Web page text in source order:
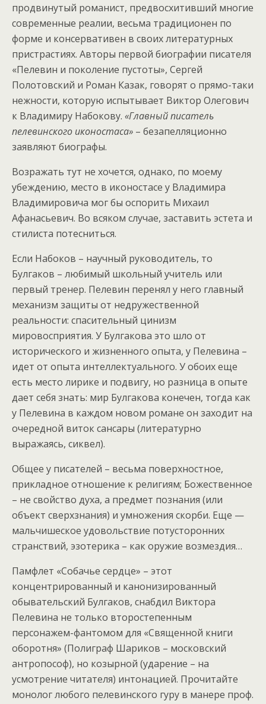
продвинутый романист, предвосхитивший многие
современные реалии, весьма традиционен по
форме и консервативен в своих литературных
пристрастиях. Авторы первой биографии писателя
«Пелевин и поколение пустоты», Сергей
Полотовский и Роман Казак, говорят о прямо-таки
нежности, которую испытывает Виктор Олегович
к Владимиру Набокову. «Главный писатель
пелевинского иконостаса» – безапелляционно
заявляют биографы.
Возражать тут не хочется, однако, по моему
убеждению, место в иконостасе у Владимира
Владимировича мог бы оспорить Михаил
Афанасьевич. Во всяком случае, заставить эстета и
стилиста потесниться.
Если Набоков – научный руководитель, то
Булгаков – любимый школьный учитель или
первый тренер. Пелевин перенял у него главный
механизм защиты от недружественной
реальности: спасительный цинизм
мировосприятия. У Булгакова это шло от
исторического и жизненного опыта, у Пелевина –
идет от опыта интеллектуального. У обоих еще
есть место лирике и подвигу, но разница в опыте
дает себя знать: мир Булгакова конечен, тогда как
у Пелевина в каждом новом романе он заходит на
очередной виток сансары (литературно
выражаясь, сиквел).
Общее у писателей – весьма поверхностное,
прикладное отношение к религиям; Божественное
– не свойство духа, а предмет познания (или
объект сверхзнания) и умножения скорби. Еще —
мальчишеское удовольствие потусторонних
странствий, эзотерика – как оружие возмездия…
Памфлет «Собачье сердце» – этот
концентрированный и канонизированный
обывательский Булгаков, снабдил Виктора
Пелевина не только второстепенным
персонажем-фантомом для «Священной книги
оборотня» (Полиграф Шариков – московский
антропософ), но козырной (ударение – на
усмотрение читателя) интонацией. Прочитайте
монолог любого пелевинского гуру в манере проф.